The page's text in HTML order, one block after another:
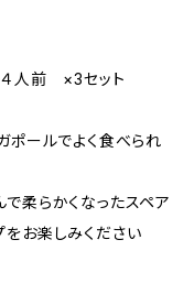
人前 ×3セット
ポールでよく食べられ
柔らかくなったスペア
をお楽しみください